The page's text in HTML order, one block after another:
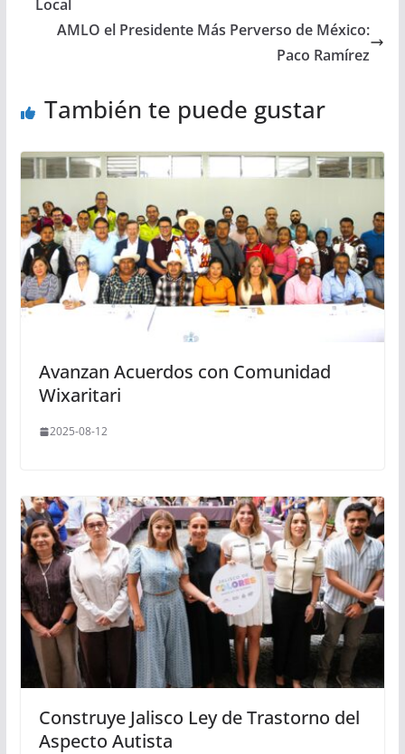
Local
AMLO el Presidente Más Perverso de México:
Paco Ramírez
También te puede gustar
Avanzan Acuerdos con Comunidad
Wixaritari
2025-08-12
Construye Jalisco Ley de Trastorno del
Aspecto Autista